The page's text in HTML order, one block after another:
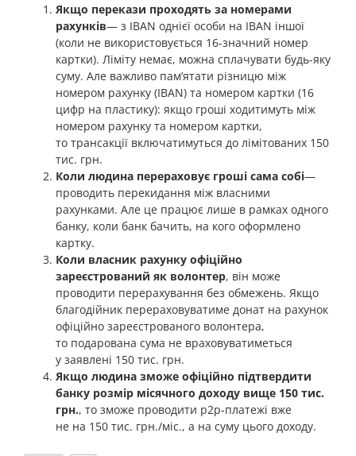
Якщо перекази проходять за номерами
рахунків— з IBAN однієї особи на IBAN іншої
(коли не використовується 16-значний номер
картки). Ліміту немає, можна сплачувати будь-яку
суму. Але важливо пам’ятати різницю між
номером рахунку (IBAN) та номером картки (16
цифр на пластику): якщо гроші ходитимуть між
номером рахунку та номером картки,
то трансакції включатимуться до лімітованих 150
тис. грн.
Коли людина перераховує гроші сама собі—
проводить перекидання між власними
рахунками. Але це працює лише в рамках одного
банку, коли банк бачить, на кого оформлено
картку.
Коли власник рахунку офіційно
зареєстрований як волонтер, він може
проводити перерахування без обмежень. Якщо
благодійник перераховуватиме донат на рахунок
офіційно зареєстрованого волонтера,
то подарована сума не враховуватиметься
у заявлені 150 тис. грн.
Якщо людина зможе офіційно підтвердити
банку розмір місячного доходу вище 150 тис.
грн., то зможе проводити p2p-платежі вже
не на 150 тис. грн./міс., а на суму цього доходу.